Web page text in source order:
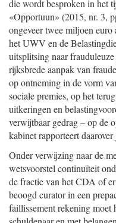
die wordt besproken in het
«Opportuun» (2015, nr. 3,
ongeveer twee miljoen
het UWV en de
uitsplitsing naar
rijksbrede aanpak van
op ontneming in de vorm
sociale premies, op het
uitkeringen en
verwijtbaar gedrag – op de
kabinet rapporteert
Onder verwijzing naar de
wetsvoorstel continuïteit
de fractie van het CDA of
beoogd curator in een
faillissement rekening moet